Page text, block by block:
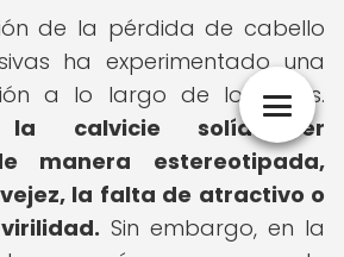
de la pérdida de cabello
ha experimentado una
a lo largo de los años.
la calvicie solía ser
manera estereotipada,
la falta de atractivo o
Sin embargo, en la